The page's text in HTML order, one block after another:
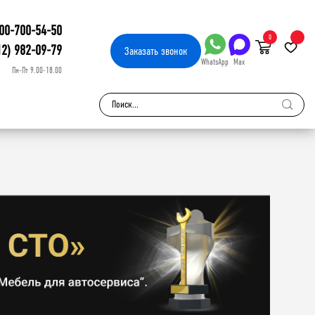
700-54-50
982-09-79
Пн-Пт 9.00-18.00
Заказатьзвонок
WhatsApp Max
0